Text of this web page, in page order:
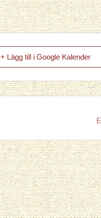
+ Lägg till i Google Kalender